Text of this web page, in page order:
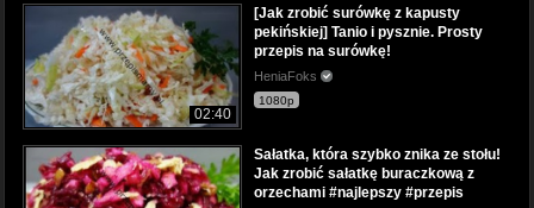
02:40
[Jak zrobić surówkę z kapusty
pekińskiej] Tanio i pysznie. Prosty
przepis na surówkę!
HeniaFoks
1080p
Sałatka, która szybko znika ze stołu!
Jak zrobić sałatkę buraczkową z
orzechami #najlepszy #przepis